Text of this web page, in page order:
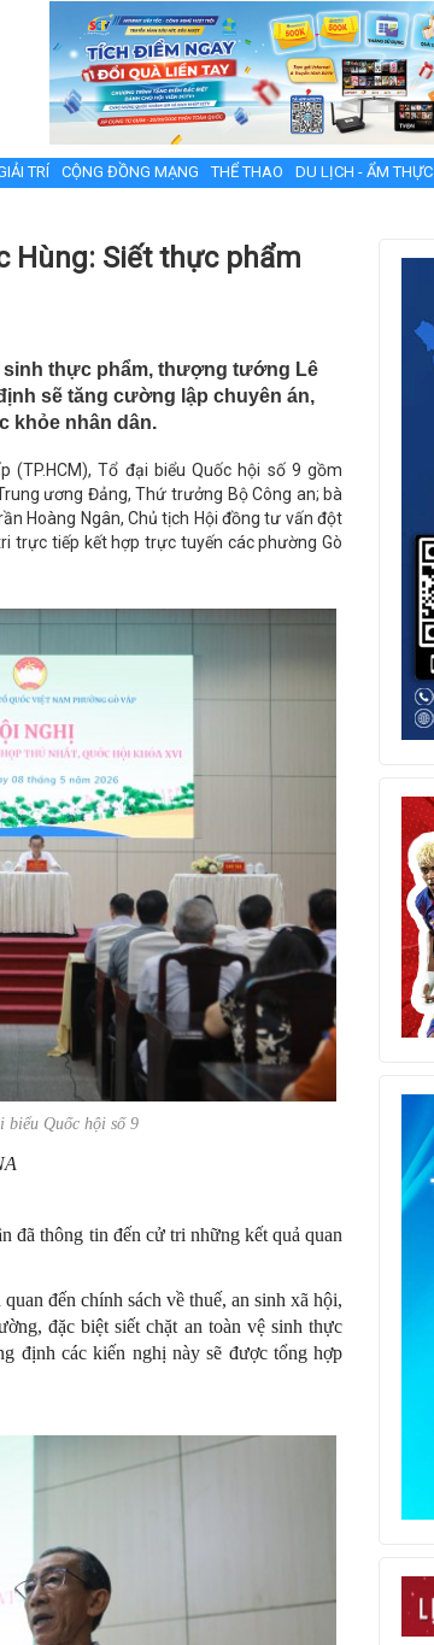
TRÍ CỘNG ĐỒNG MẠNG THỂ THAO DU LỊCH - ẨM THỰC
Hùng: Siết thực phẩm
thực phẩm, thượng tướng Lê
sẽ tăng cường lập chuyên án,
khỏe nhân dân.
(TP.HCM), Tổ đại biểu Quốc hội số 9 gồm
ương Đảng, Thứ trưởng Bộ Công an; bà
Hoàng Ngân, Chủ tịch Hội đồng tư vấn đột
trực tiếp kết hợp trực tuyến các phường Gò
biểu Quốc hội số 9
đã thông tin đến cử tri những kết quả quan
đến chính sách về thuế, an sinh xã hội,
đặc biệt siết chặt an toàn vệ sinh thực
định các kiến nghị này sẽ được tổng hợp